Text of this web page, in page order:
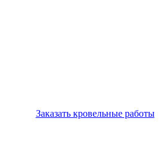
Заказать кровельные работы